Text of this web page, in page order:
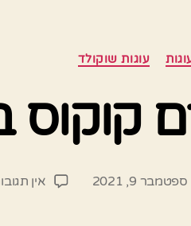
קטגוריותעוגות שוקולד
ספטמבר 9, 2021 אין